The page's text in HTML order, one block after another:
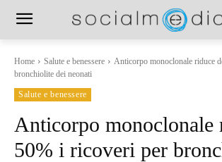
Home Salute e benessere
Anticorpo monoclonale riduce
bronchiolite dei neonati
Salute e benessere
Anticorpo monoclonale
50% i ricoveri per